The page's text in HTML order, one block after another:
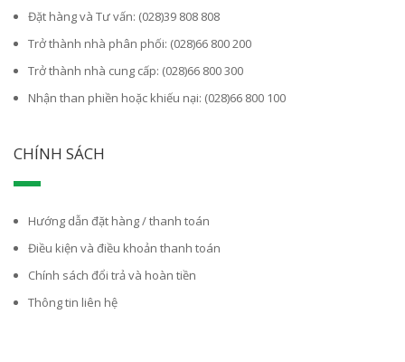
Đặt hàng và Tư vấn: (028)39 808 808
Trở thành nhà phân phối: (028)66 800 200
Trở thành nhà cung cấp: (028)66 800 300
Nhận than phiền hoặc khiếu nại: (028)66 800 100
CHÍNH SÁCH
Hướng dẫn đặt hàng / thanh toán
Điều kiện và điều khoản thanh toán
Chính sách đổi trả và hoàn tiền
Thông tin liên hệ